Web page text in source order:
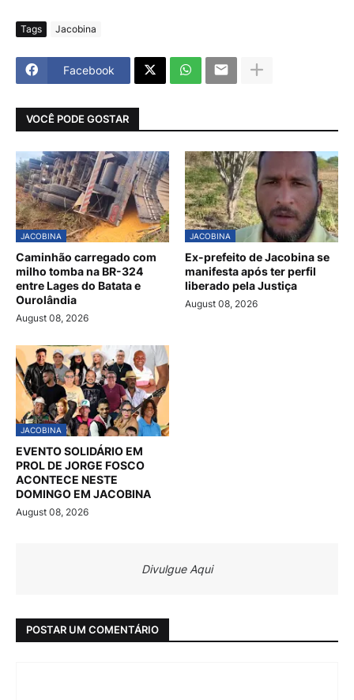
Tags Jacobina
Facebook
VOCÊ PODE GOSTAR
JACOBINA
Caminhão carregado com
milho tomba na BR-324
entre Lages do Batata e
Ourolândia
August 08, 2026
JACOBINA
Ex-prefeito de Jacobina se
manifesta após ter perfil
liberado pela Justiça
August 08, 2026
JACOBINA
EVENTO SOLIDÁRIO EM
PROL DE JORGE FOSCO
ACONTECE NESTE
DOMINGO EM JACOBINA
August 08, 2026
Divulgue Aqui
POSTAR UM COMENTÁRIO